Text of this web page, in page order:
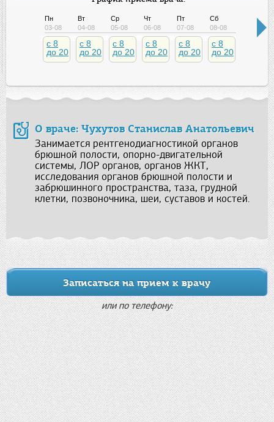
Пн
03-08
c 8
до 20
Вт
04-08
c 8
до 20
Ср
05-08
c 8
до 20
Чт
06-08
c 8
до 20
Пт
07-08
c 8
до 20
Сб
08-08
c 8
до 20
О враче: Чухутов Станислав Анатольевич
Занимается рентгенодиагностикой органов
брюшной полости, опорно-двигательной
системы, ЛОР органов, органов ЖКТ,
исследования органов брюшной полости и
забрюшинного пространства, таза, грудной
клетки, позвоночника, шеи, суставов и костей.
Записаться на прием к врачу
или по телефону: